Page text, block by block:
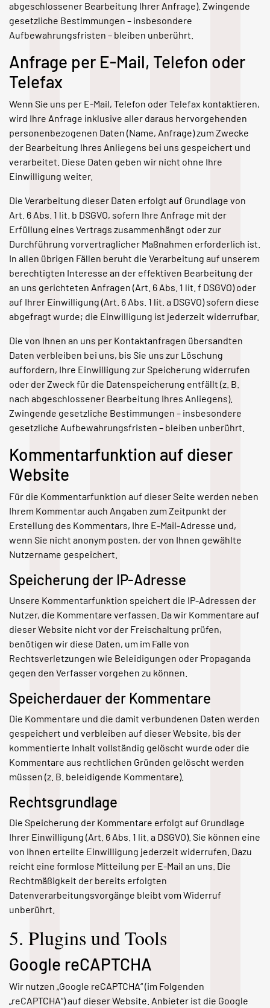
abgeschlossener Bearbeitung Ihrer Anfrage). Zwingende
gesetzliche Bestimmungen – insbesondere
Aufbewahrungsfristen – bleiben unberührt.
Anfrage per E-Mail, Telefon oder
Telefax
Wenn Sie uns per E-Mail, Telefon oder Telefax kontaktieren,
wird Ihre Anfrage inklusive aller daraus hervorgehenden
personenbezogenen Daten (Name, Anfrage) zum Zwecke
der Bearbeitung Ihres Anliegens bei uns gespeichert und
verarbeitet. Diese Daten geben wir nicht ohne Ihre
Einwilligung weiter.
Die Verarbeitung dieser Daten erfolgt auf Grundlage von
Art. 6 Abs. 1 lit. b DSGVO, sofern Ihre Anfrage mit der
Erfüllung eines Vertrags zusammenhängt oder zur
Durchführung vorvertraglicher Maßnahmen erforderlich ist.
In allen übrigen Fällen beruht die Verarbeitung auf unserem
berechtigten Interesse an der effektiven Bearbeitung der
an uns gerichteten Anfragen (Art. 6 Abs. 1 lit. f DSGVO) oder
auf Ihrer Einwilligung (Art. 6 Abs. 1 lit. a DSGVO) sofern diese
abgefragt wurde; die Einwilligung ist jederzeit widerrufbar.
Die von Ihnen an uns per Kontaktanfragen übersandten
Daten verbleiben bei uns, bis Sie uns zur Löschung
auffordern, Ihre Einwilligung zur Speicherung widerrufen
oder der Zweck für die Datenspeicherung entfällt (z. B.
nach abgeschlossener Bearbeitung Ihres Anliegens).
Zwingende gesetzliche Bestimmungen – insbesondere
gesetzliche Aufbewahrungsfristen – bleiben unberührt.
Kommentar­funktion auf dieser
Website
Für die Kommentarfunktion auf dieser Seite werden neben
Ihrem Kommentar auch Angaben zum Zeitpunkt der
Erstellung des Kommentars, Ihre E-Mail-Adresse und,
wenn Sie nicht anonym posten, der von Ihnen gewählte
Nutzername gespeichert.
Speicherung der IP-Adresse
Unsere Kommentarfunktion speichert die IP-Adressen der
Nutzer, die Kommentare verfassen. Da wir Kommentare auf
dieser Website nicht vor der Freischaltung prüfen,
benötigen wir diese Daten, um im Falle von
Rechtsverletzungen wie Beleidigungen oder Propaganda
gegen den Verfasser vorgehen zu können.
Speicherdauer der Kommentare
Die Kommentare und die damit verbundenen Daten werden
gespeichert und verbleiben auf dieser Website, bis der
kommentierte Inhalt vollständig gelöscht wurde oder die
Kommentare aus rechtlichen Gründen gelöscht werden
müssen (z. B. beleidigende Kommentare).
Rechtsgrundlage
Die Speicherung der Kommentare erfolgt auf Grundlage
Ihrer Einwilligung (Art. 6 Abs. 1 lit. a DSGVO). Sie können eine
von Ihnen erteilte Einwilligung jederzeit widerrufen. Dazu
reicht eine formlose Mitteilung per E-Mail an uns. Die
Rechtmäßigkeit der bereits erfolgten
Datenverarbeitungsvorgänge bleibt vom Widerruf
unberührt.
5. Plugins und Tools
Google reCAPTCHA
Wir nutzen „Google reCAPTCHA“ (im Folgenden
„reCAPTCHA“) auf dieser Website. Anbieter ist die Google